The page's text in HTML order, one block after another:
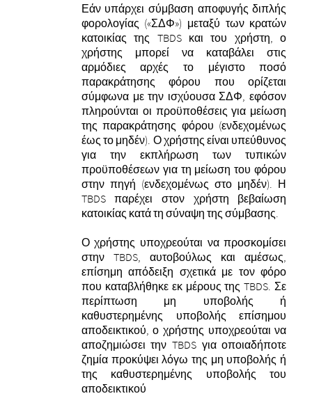
Εάν υπάρχει σύμβαση αποφυγής διπλής
φορολογίας («ΣΔΦ») μεταξύ των κρατών
κατοικίας της TBDS και του χρήστη, ο
χρήστης μπορεί να καταβάλει στις
αρμόδιες αρχές το μέγιστο ποσό
παρακράτησης φόρου που ορίζεται
σύμφωνα με την ισχύουσα ΣΔΦ, εφόσον
πληρούνται οι προϋποθέσεις για μείωση
της παρακράτησης φόρου (ενδεχομένως
έως το μηδέν). Ο χρήστης είναι υπεύθυνος
για την εκπλήρωση των τυπικών
προϋποθέσεων για τη μείωση του φόρου
στην πηγή (ενδεχομένως στο μηδέν). Η
TBDS παρέχει στον χρήστη βεβαίωση
κατοικίας κατά τη σύναψη της σύμβασης.
Ο χρήστης υποχρεούται να προσκομίσει
στην TBDS, αυτοβούλως και αμέσως,
επίσημη απόδειξη σχετικά με τον φόρο
που καταβλήθηκε εκ μέρους της TBDS. Σε
περίπτωση μη υποβολής ή
καθυστερημένης υποβολής επίσημου
αποδεικτικού, ο χρήστης υποχρεούται να
αποζημιώσει την TBDS για οποιαδήποτε
ζημία προκύψει λόγω της μη υποβολής ή
της καθυστερημένης υποβολής του
αποδεικτικού